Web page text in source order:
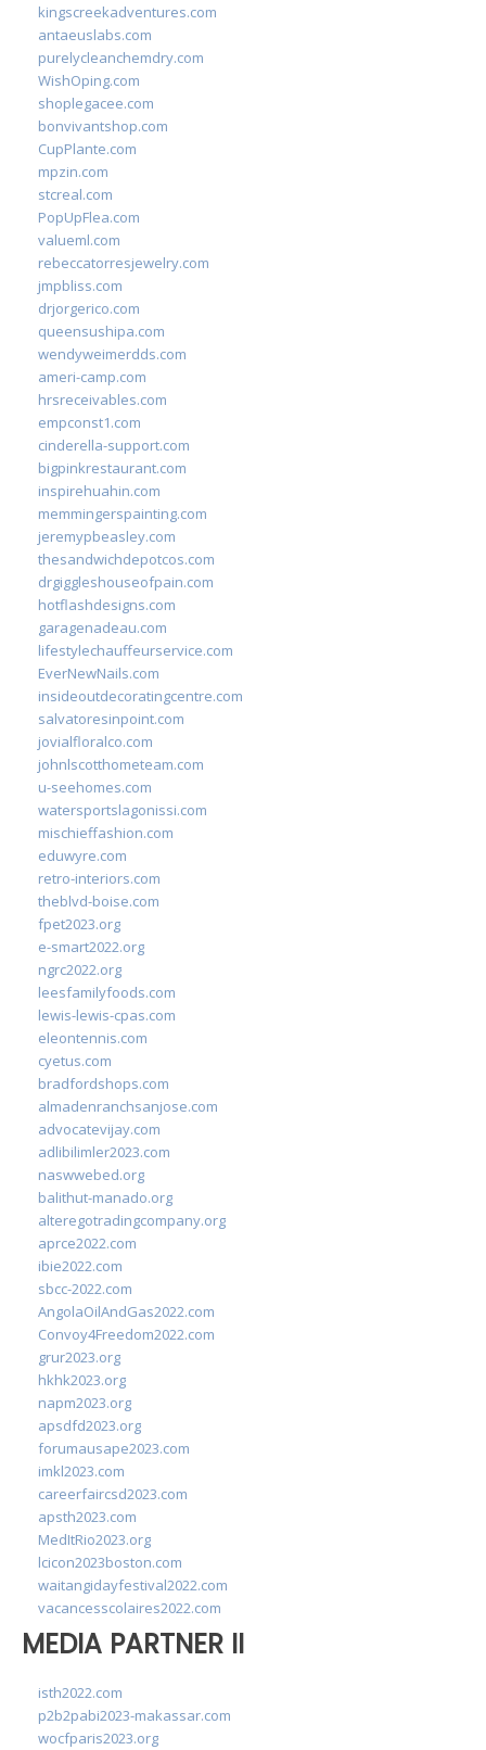
kingscreekadventures.com
antaeuslabs.com
purelycleanchemdry.com
WishOping.com
shoplegacee.com
bonvivantshop.com
CupPlante.com
mpzin.com
stcreal.com
PopUpFlea.com
valueml.com
rebeccatorresjewelry.com
jmpbliss.com
drjorgerico.com
queensushipa.com
wendyweimerdds.com
ameri-camp.com
hrsreceivables.com
empconst1.com
cinderella-support.com
bigpinkrestaurant.com
inspirehuahin.com
memmingerspainting.com
jeremypbeasley.com
thesandwichdepotcos.com
drgiggleshouseofpain.com
hotflashdesigns.com
garagenadeau.com
lifestylechauffeurservice.com
EverNewNails.com
insideoutdecoratingcentre.com
salvatoresinpoint.com
jovialfloralco.com
johnlscotthometeam.com
u-seehomes.com
watersportslagonissi.com
mischieffashion.com
eduwyre.com
retro-interiors.com
theblvd-boise.com
fpet2023.org
e-smart2022.org
ngrc2022.org
leesfamilyfoods.com
lewis-lewis-cpas.com
eleontennis.com
cyetus.com
bradfordshops.com
almadenranchsanjose.com
advocatevijay.com
adlibilimler2023.com
naswwebed.org
balithut-manado.org
alteregotradingcompany.org
aprce2022.com
ibie2022.com
sbcc-2022.com
AngolaOilAndGas2022.com
Convoy4Freedom2022.com
grur2023.org
hkhk2023.org
napm2023.org
apsdfd2023.org
forumausape2023.com
imkl2023.com
careerfaircsd2023.com
apsth2023.com
MedItRio2023.org
lcicon2023boston.com
waitangidayfestival2022.com
vacancesscolaires2022.com
MEDIA PARTNER II
isth2022.com
p2b2pabi2023-makassar.com
wocfparis2023.org